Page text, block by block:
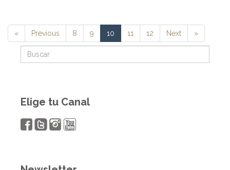
« Previous 8 9 10 11 12 Next »
Elige tu Canal